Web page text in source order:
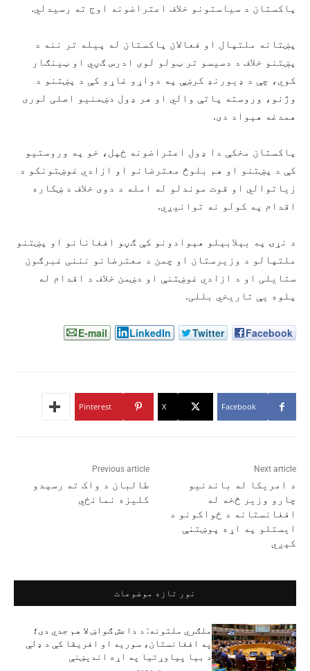
پاکستان د سیاستونو خلاف اعتراضونه اوج ته رسیدلي.
پښتانه ملتپال او فعالان پاکستان له پيله تر ننه د
پښتنو خلاف د دسیسو تر ټولو لوی ادرس ګڼي او ټینګار
کوي، چې د ډیورنډ کرښې په دواړو غاړو کې د پښتنو د
وژنو، وروسته پاتې والي او هر ډول دښمنیو اصلی لوری
همدغه هېواد دی.
پاکستان مخکې دا ډول اعتراضونه ځپل، خو په وروستیو
کې د پښتنو او هم بلوڅ معترضانو او ازادي غوښتونکو د
زیاتوالي او قوت موندلو له امله د دوی خلاف د ښکاره
اقدام په کولو نه توانیږي.
د نړۍ په بېلابېلو هېوادونو کې ګڼو افغانانو او پښتنو
ملتپالو د وزیرستان او چمن د معترضانو نننی غبرګون
ستایلی او د ازادي غوښتنې او دښمن خلاف د اقدام له
پلوه یې تاریخي بللی.
Facebook
Twitter
LinkedIn
E-mail
Facebook
X
Pinterest
Previous article
طالبان د واک ته رسېدو
کلیزه نمانځي
Next article
د امریکا له باندنیو
چارو وزیر څخه له
افغانستانه د ځواکونو د
ایستلو په اړه پوښتنې
کېږي
نور تازه موضوعات
ملګري ملتونه: د داعش ګواښ لا هم جدي دی؛
په افغانستان، سوریه او افریقا کې د ډلې
د بیا پیاوړتیا په اړه اندېښنې